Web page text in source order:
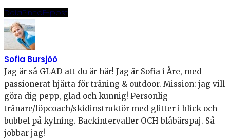
DelaPinnaE-post
Sofia Bursjöö
Jag är så GLAD att du är här! Jag är Sofia i Åre, med
passionerat hjärta för träning & outdoor. Mission: jag vill
göra dig pepp, glad och kunnig! Personlig
tränare/löpcoach/skidinstruktör med glitter i blick och
bubbel på kylning. Backintervaller OCH blåbärspaj. Så
jobbar jag!